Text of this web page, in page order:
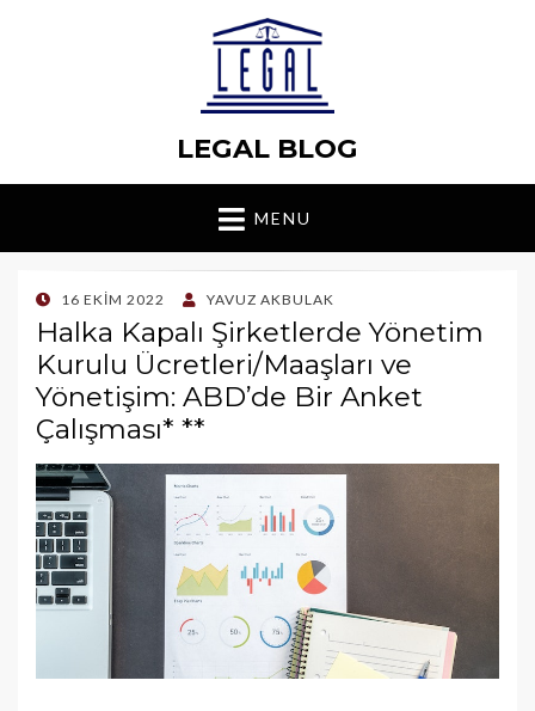
LEGAL BLOG
MENU
POSTED
ON
16 EKIM 2022 YAVUZ AKBULAK
Halka Kapalı Şirketlerde Yönetim
Kurulu Ücretleri/Maaşları ve
Yönetişim: ABD’de Bir Anket
Çalışması* **